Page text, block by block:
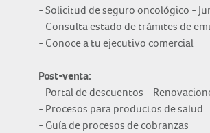
- Solicitud de seguro oncológico -
- Consulta estado de trámites de
- Conoce a tu ejecutivo comercial
Post-venta:
- Portal de descuentos –
- Procesos para productos de salud
- Guía de procesos de cobranzas